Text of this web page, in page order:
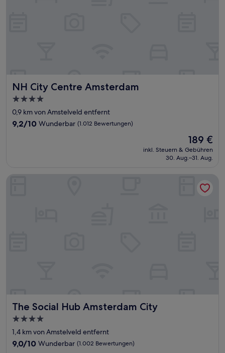
NH City Centre Amsterdam
NH City Centre Amsterdam
4.0-
Sterne-
Unterkunft
0,9 km von Amstelveld entfernt
9.2
9,2/10 Wunderbar (1.012 Bewertungen)
Der
Preis
beträgt
189 €
inkl. Steuern & Gebühren
30. Aug.–31. Aug.
The Social Hub Amsterdam City
The Social Hub Amsterdam City
4.0-
Sterne-
Unterkunft
1,4 km von Amstelveld entfernt
9.0
9,0/10 Wunderbar (1.002 Bewertungen)